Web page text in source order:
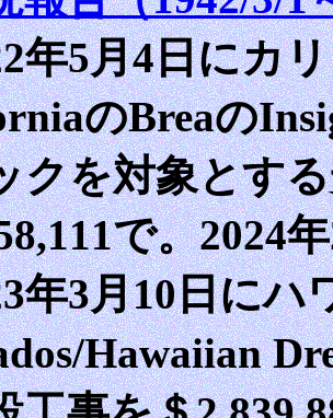
年5月4日にカ
のBreaの
クを対象とす
で。2024
年3月10日にハ
Hawaiian